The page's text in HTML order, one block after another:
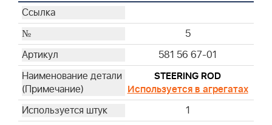
5
581 56 67-01
STEERING ROD
Используется в агрегатах
1